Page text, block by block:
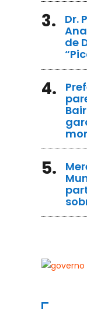
3.
Dr.
de
4.
5.